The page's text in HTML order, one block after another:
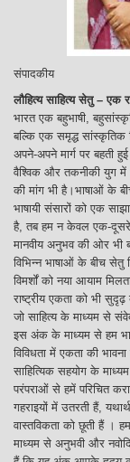
संपादकीय
लौहित्य साहित्य सेतु – एक
भारत एक बहुभाषी,
बल्कि एक समृद्ध सांस्कृतिक
अपने-अपने मार्ग पर बहती
वैश्विक और तकनीकी युग में
की मांग भी है।भाषाओं के
भाषायी संसारों को एक
है, तब हम न केवल एक-दूसरे
मानवीय अनुभव की ओर भी
विभिन्न भाषाओं के बीच सेतु
विमर्शों को नया आयाम
राष्ट्रीय एकता को भी सुदृढ़
जो साहित्य के माध्यम से
इस अंक के माध्यम से हम
विविधता में एकता की
साहित्यिक सहयोग के
परंपराओं से हमें परिचित
गहराइयों में उतरती हैं,
वास्तविकता को छूती हैं ।
माध्यम से अनुभवी और